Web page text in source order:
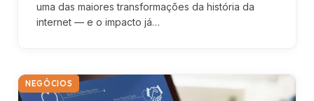
uma das maiores transformações da história da
internet — e o impacto já…
NEGÓCIOS